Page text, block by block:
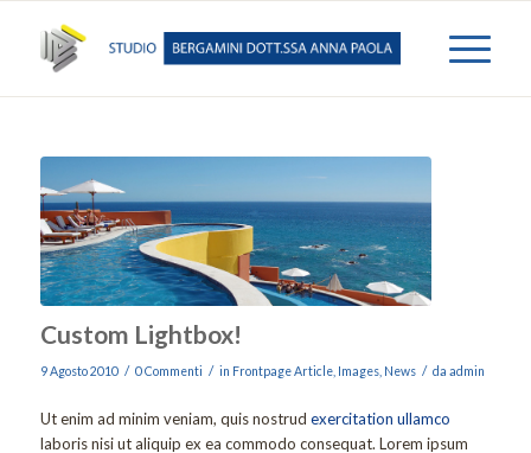
Custom Lightbox!
9 Agosto 2010 / 0 Commenti / in Frontpage Article, Images, News / da admin
Ut enim ad minim veniam, quis nostrud exercitation ullamco
laboris nisi ut aliquip ex ea commodo consequat. Lorem ipsum